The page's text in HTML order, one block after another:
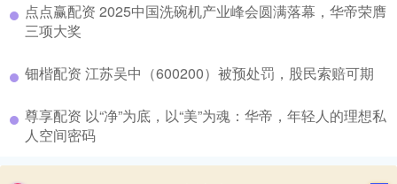
​点点赢配资 2025中国洗碗机产业峰会圆满落幕，华帝荣膺
三项大奖
​钿楷配资 江苏吴中（600200）被预处罚，股民索赔可期
​尊享配资 以“净”为底，以“美”为魂：华帝，年轻人的理想私
人空间密码